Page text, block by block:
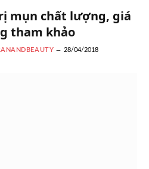
mụn chất lượng, giá
tham khảo
28/04/2018